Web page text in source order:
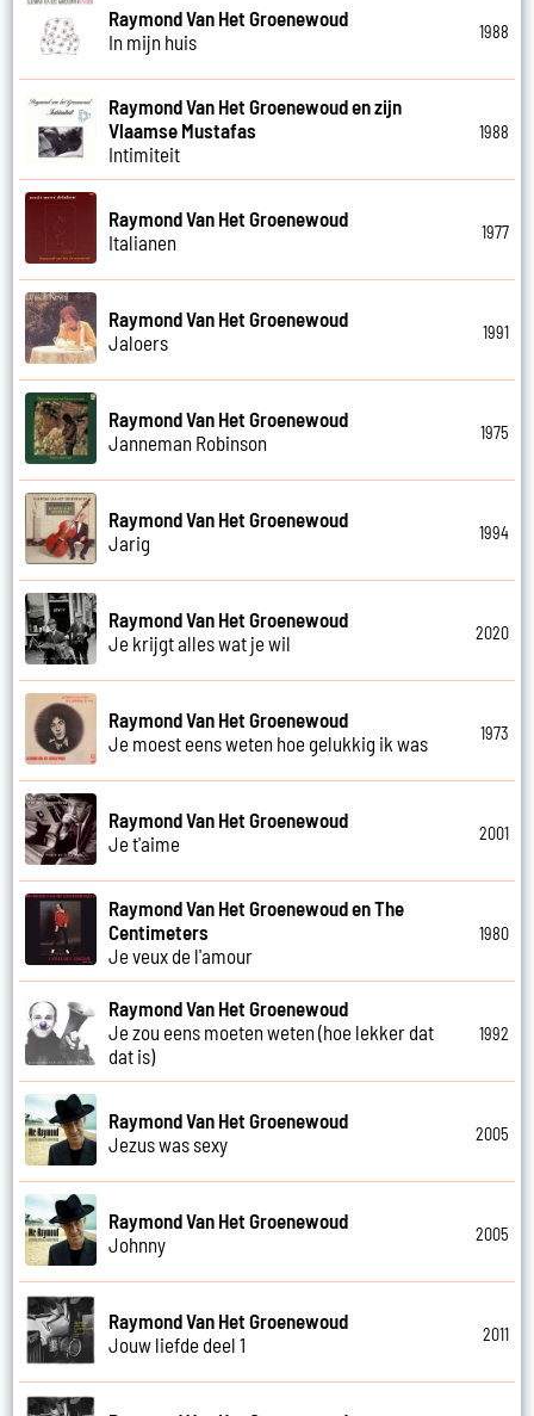
Raymond Van Het Groenewoud
In mijn huis
1988
Raymond Van Het Groenewoud en zijn
Vlaamse Mustafas
Intimiteit
1988
Raymond Van Het Groenewoud
Italianen
1977
Raymond Van Het Groenewoud
Jaloers
1991
Raymond Van Het Groenewoud
Janneman Robinson
1975
Raymond Van Het Groenewoud
Jarig
1994
Raymond Van Het Groenewoud
Je krijgt alles wat je wil
2020
Raymond Van Het Groenewoud
Je moest eens weten hoe gelukkig ik was
1973
Raymond Van Het Groenewoud
Je t'aime
2001
Raymond Van Het Groenewoud en The
Centimeters
Je veux de l'amour
1980
Raymond Van Het Groenewoud
Je zou eens moeten weten (hoe lekker dat
dat is)
1992
Raymond Van Het Groenewoud
Jezus was sexy
2005
Raymond Van Het Groenewoud
Johnny
2005
Raymond Van Het Groenewoud
Jouw liefde deel 1
2011